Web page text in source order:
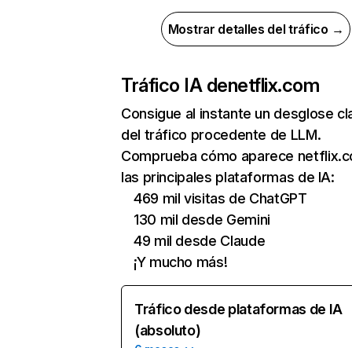
Mostrar detalles del tráfico →
Tráfico IA denetflix.com
Consigue al instante un desglose
del tráfico procedente de LLM.
Comprueba cómo aparece
las principales plataformas de IA:
469 mil visitas de ChatGPT
130 mil desde Gemini
49 mil desde Claude
¡Y mucho más!
Tráfico desde plataformas de IA
(absoluto)